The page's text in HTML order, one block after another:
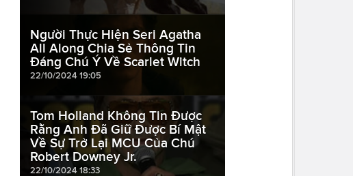
Người Thực Hiện Seri Agatha
All Along Chia Sẻ Thông Tin
Đáng Chú Ý Về Scarlet Witch
22/10/2024 19:05
Tom Holland Không Tin Được
Rằng Anh Đã Giữ Được Bí Mật
Về Sự Trở Lại MCU Của Chú
Robert Downey Jr.
22/10/2024 18:33